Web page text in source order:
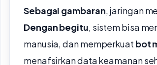
Sebagai gambaran, jaringan
Dengan begitu, sistem bisa
manusia, dan memperkuat bot
menafsirkan data keamanan